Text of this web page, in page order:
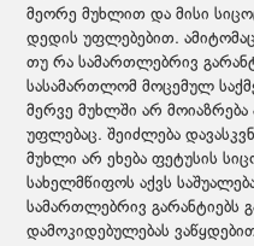
მეორე მუხლით და მისი
დედის უფლებებით.
თუ რა სამართლებრივ
სასამართლომ მოცემულ
მერვე მუხლში არ
უფლებაც. შეიძლება
მუხლი არ ეხება ფეტუსის
სახელმწიფოს აქვს
სამართლებრივ გარანტიებს
დამოკიდებულებას